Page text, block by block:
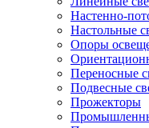
Настенно-
Настольные
Опоры
Переносные
Подвесные
Прожекторы